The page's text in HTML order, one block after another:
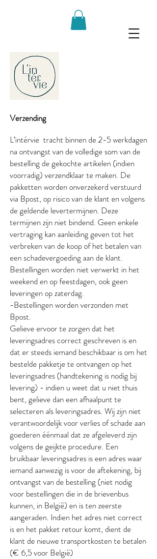
Verzending
L’intérvie tracht binnen de 2-5 werkdagen
na ontvangst van de volledige som van de
bestelling de gekochte artikelen (indien
voorradig) verzendklaar te maken. De
pakketten worden onverzekerd verstuurd
via Bpost, op risico van de klant en volgens
de geldende levertermijnen. Deze
termijnen zijn niet bindend. Geen enkele
vertraging kan aanleiding geven tot het
verbreken van de koop of het betalen van
een schadevergoeding aan de klant.
Bestellingen worden niet verwerkt in het
weekend en op feestdagen, ook geen
leveringen op zaterdag.
-Bestellingen worden verzonden met
Bpost.
Gelieve ervoor te zorgen dat het
leveringsadres correct geschreven is en
dat er steeds iemand beschikbaar is om het
bestelde pakketje te ontvangen op het
leveringsadres (handtekening is nodig bij
levering) - indien u weet dat u niet thuis
bent, gelieve dan een afhaalpunt te
selecteren als leveringsadres. Wij zijn niet
verantwoordelijk voor verlies of schade aan
goederen éénmaal dat ze afgeleverd zijn
volgens de geijkte procedure. Een
bruikbaar leveringsadres is een adres waar
iemand aanwezig is voor de aftekening, bij
ontvangst van de bestelling (niet nodig
voor bestellingen die in de brievenbus
kunnen, in België) en is ten zeerste
aangeraden. Indien het adres niet correct
is en het pakket retour komt, dient de
klant de nieuwe transportkosten te betalen
(€ 6,5 voor België)